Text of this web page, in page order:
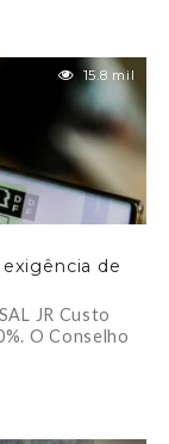
15.8 mil
de
JR Custo
O Conselho